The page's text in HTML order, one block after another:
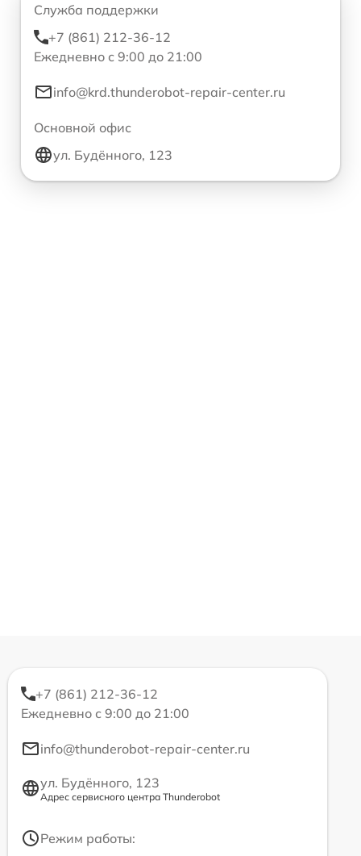
Служба поддержки
+7 (861) 212-36-12
Ежедневно с 9:00 до 21:00
info@krd.thunderobot-repair-center.ru
Основной офис
ул. Будённого, 123
+7 (861) 212-36-12
Ежедневно с 9:00 до 21:00
info@thunderobot-repair-center.ru
ул. Будённого, 123
Адрес сервисного центра Thunderobot
Режим работы: